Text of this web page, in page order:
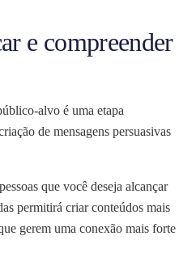
e compreender
alvo é uma etapa
de mensagens persuasivas
que você deseja alcançar
permitirá criar conteúdos mais
gerem uma conexão mais forte